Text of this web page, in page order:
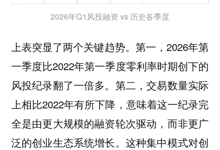
2026年Q1风投融资 vs 历史各季度
上表突显了两个关键趋势。第一，2026年第
一季度比2022年第一季度零利率时期创下的
风投纪录翻了一倍多。第二，交易数量实际
上相比2022年有所下降，意味着这一纪录完
全是由更大规模的融资轮次驱动，而非更广
泛的创业生态系统增长。这种集中模式对创